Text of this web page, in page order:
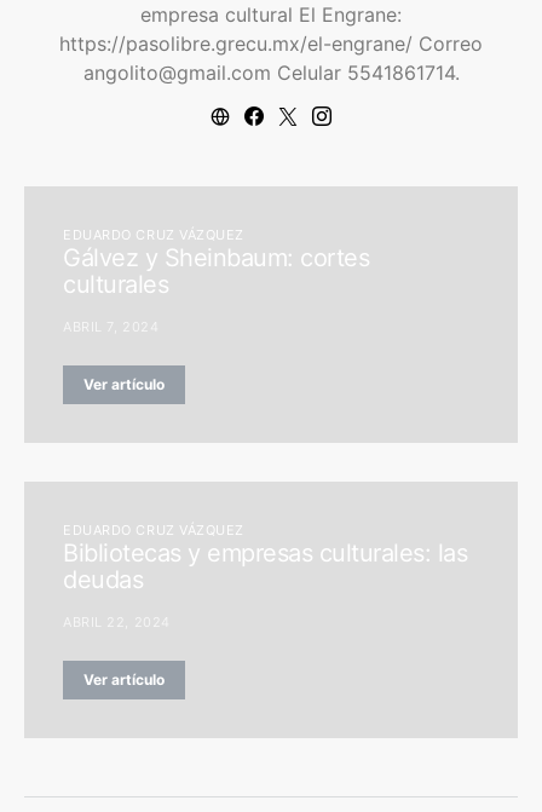
empresa cultural El Engrane:
https://pasolibre.grecu.mx/el-engrane/ Correo
angolito@gmail.com Celular 5541861714.
EDUARDO CRUZ VÁZQUEZ
Gálvez y Sheinbaum: cortes
culturales
ABRIL 7, 2024
Ver artículo
EDUARDO CRUZ VÁZQUEZ
Bibliotecas y empresas culturales: las
deudas
ABRIL 22, 2024
Ver artículo